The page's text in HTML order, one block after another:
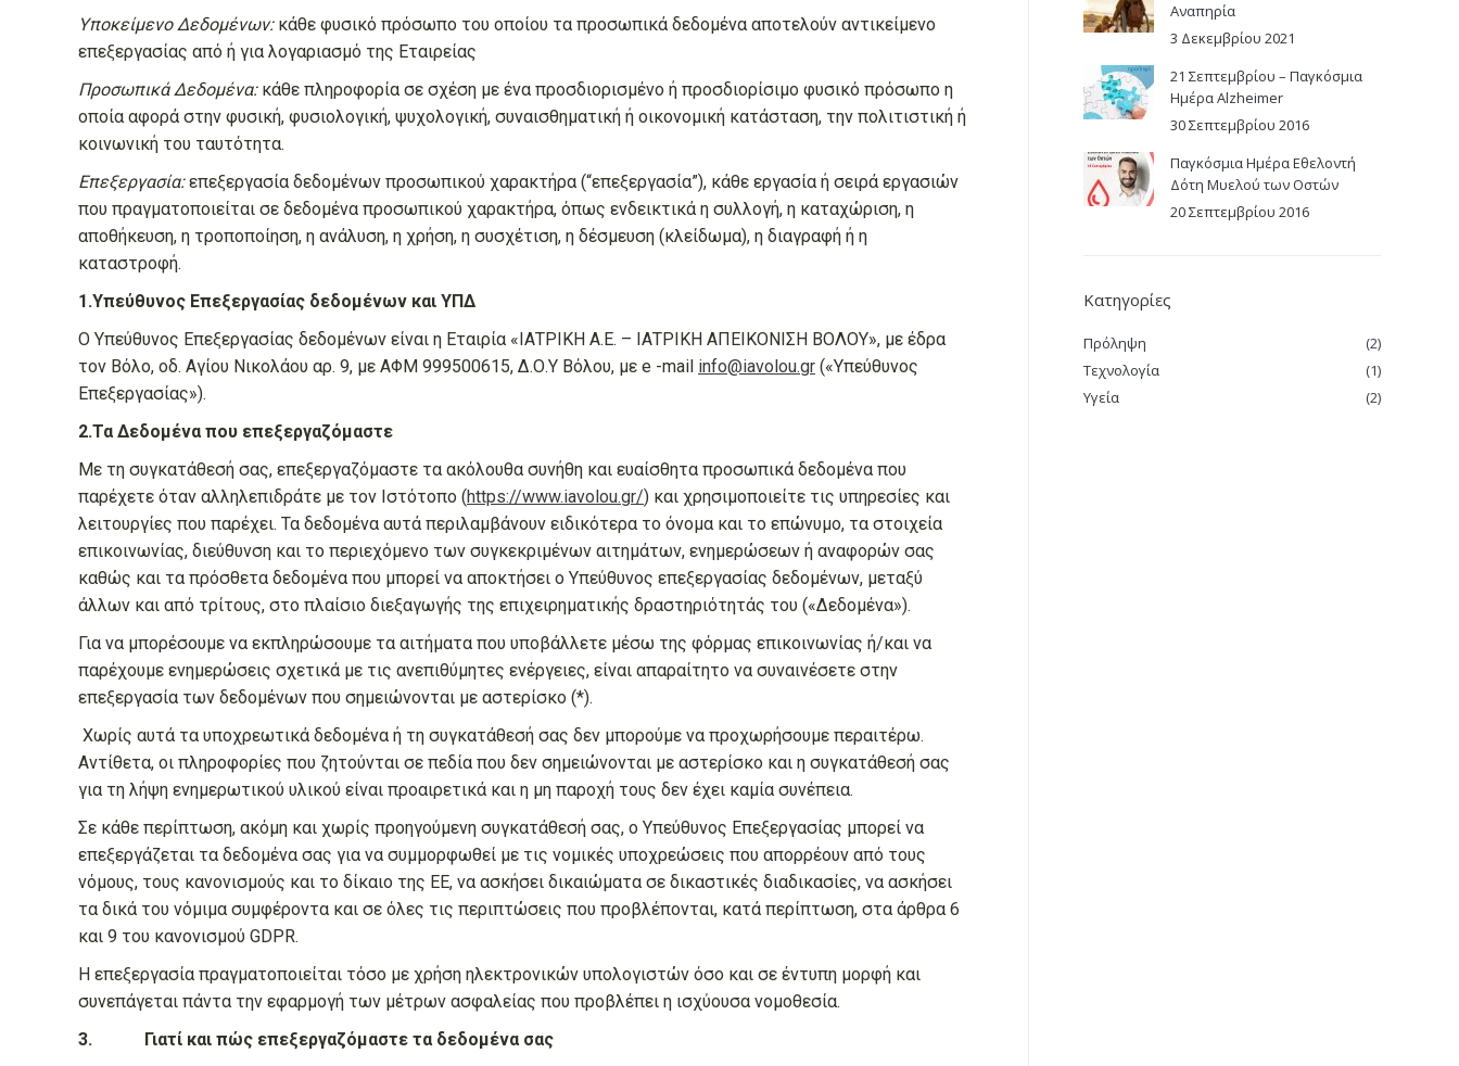
Υποκείμενο Δεδομένων:κάθε φυσικό πρόσωπο του οποίου τα προσωπικά δεδομένα αποτελούν αντικείμενο
επεξεργασίας από ή για λογαριασμό της Εταιρείας
Προσωπικά Δεδομένα:κάθε πληροφορία σε σχέση με ένα προσδιορισμένο ή προσδιορίσιμο φυσικό πρόσωπο η
οποία αφορά στην φυσική, φυσιολογική, ψυχολογική, συναισθηματική ή οικονομική κατάσταση, την πολιτιστική ή
κοινωνική του ταυτότητα.
Επεξεργασία:επεξεργασία δεδομένων προσωπικού χαρακτήρα (“επεξεργασία”), κάθε εργασία ή σειρά εργασιών
που πραγματοποιείται σε δεδομένα προσωπικού χαρακτήρα, όπως ενδεικτικά η συλλογή, η καταχώριση, η
αποθήκευση, η τροποποίηση, η ανάλυση, η χρήση, η συσχέτιση, η δέσμευση (κλείδωμα), η διαγραφή ή η
καταστροφή.
1.Υπεύθυνος Επεξεργασίας δεδομένων και ΥΠΔ
Ο Υπεύθυνος Επεξεργασίας δεδομένων είναι η Εταιρία «ΙΑΤΡΙΚΗ Α.Ε. – ΙΑΤΡΙΚΗ ΑΠΕΙΚΟΝΙΣΗ ΒΟΛΟΥ», με έδρα
τον Βόλο, οδ. Αγίου Νικολάου αρ. 9, με ΑΦΜ 999500615, Δ.Ο.Υ Βόλου, με e -mail info@iavolou.gr («Υπεύθυνος
Επεξεργασίας»).
2.Τα Δεδομένα που επεξεργαζόμαστε
Με τη συγκατάθεσή σας, επεξεργαζόμαστε τα ακόλουθα συνήθη και ευαίσθητα προσωπικά δεδομένα που
παρέχετε όταν αλληλεπιδράτε με τον Ιστότοπο (https://www.iavolou.gr/) και χρησιμοποιείτε τις υπηρεσίες και
λειτουργίες που παρέχει. Τα δεδομένα αυτά περιλαμβάνουν ειδικότερα το όνομα και το επώνυμο, τα στοιχεία
επικοινωνίας, διεύθυνση και το περιεχόμενο των συγκεκριμένων αιτημάτων, ενημερώσεων ή αναφορών σας
καθώς και τα πρόσθετα δεδομένα που μπορεί να αποκτήσει ο Υπεύθυνος επεξεργασίας δεδομένων, μεταξύ
άλλων και από τρίτους, στο πλαίσιο διεξαγωγής της επιχειρηματικής δραστηριότητάς του («Δεδομένα»).
Για να μπορέσουμε να εκπληρώσουμε τα αιτήματα που υποβάλλετε μέσω της φόρμας επικοινωνίας ή/και να
παρέχουμε ενημερώσεις σχετικά με τις ανεπιθύμητες ενέργειες, είναι απαραίτητο να συναινέσετε στην
επεξεργασία των δεδομένων που σημειώνονται με αστερίσκο (*).
Χωρίς αυτά τα υποχρεωτικά δεδομένα ή τη συγκατάθεσή σας δεν μπορούμε να προχωρήσουμε περαιτέρω.
Αντίθετα, οι πληροφορίες που ζητούνται σε πεδία που δεν σημειώνονται με αστερίσκο και η συγκατάθεσή σας
για τη λήψη ενημερωτικού υλικού είναι προαιρετικά και η μη παροχή τους δεν έχει καμία συνέπεια.
Σε κάθε περίπτωση, ακόμη και χωρίς προηγούμενη συγκατάθεσή σας, ο Υπεύθυνος Επεξεργασίας μπορεί να
επεξεργάζεται τα δεδομένα σας για να συμμορφωθεί με τις νομικές υποχρεώσεις που απορρέουν από τους
νόμους, τους κανονισμούς και το δίκαιο της ΕΕ, να ασκήσει δικαιώματα σε δικαστικές διαδικασίες, να ασκήσει
τα δικά του νόμιμα συμφέροντα και σε όλες τις περιπτώσεις που προβλέπονται, κατά περίπτωση, στα άρθρα 6
και 9 του κανονισμού GDPR.
Η επεξεργασία πραγματοποιείται τόσο με χρήση ηλεκτρονικών υπολογιστών όσο και σε έντυπη μορφή και
συνεπάγεται πάντα την εφαρμογή των μέτρων ασφαλείας που προβλέπει η ισχύουσα νομοθεσία.
3. Γιατί και πώς επεξεργαζόμαστε τα δεδομένα σας
Αναπηρία
3 Δεκεμβρίου 2021
21 Σεπτεμβρίου – Παγκόσμια
Ημέρα Alzheimer
30 Σεπτεμβρίου 2016
Παγκόσμια Ημέρα Εθελοντή
Δότη Μυελού των Οστών
20 Σεπτεμβρίου 2016
Κατηγορίες
Πρόληψη
(2)
Τεχνολογία
(1)
Υγεία
(2)